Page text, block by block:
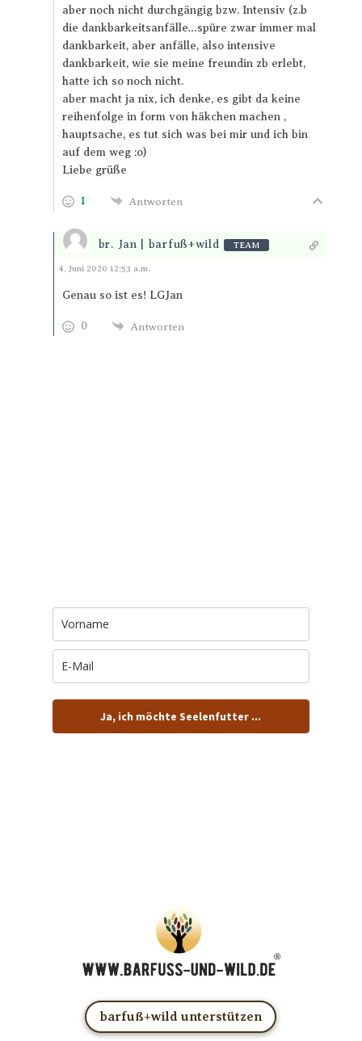
aber noch nicht durchgängig bzw. Intensiv (z.b
die dankbarkeitsanfälle…spüre zwar immer mal
dankbarkeit, aber anfälle, also intensive
dankbarkeit, wie sie meine freundin zb erlebt,
hatte ich so noch nicht.
aber macht ja nix, ich denke, es gibt da keine
reihenfolge in form von häkchen machen ,
hauptsache, es tut sich was bei mir und ich bin
auf dem weg :o)
Liebe grüße
1 Antworten
br. Jan | barfuß+wild TEAM
Antworten
4. Juni 2020 12:53 a.m.
Genau so ist es! LGJan
0 Antworten
Ja, ich möchte Seelenfutter ...
barfuß+wild unterstützen